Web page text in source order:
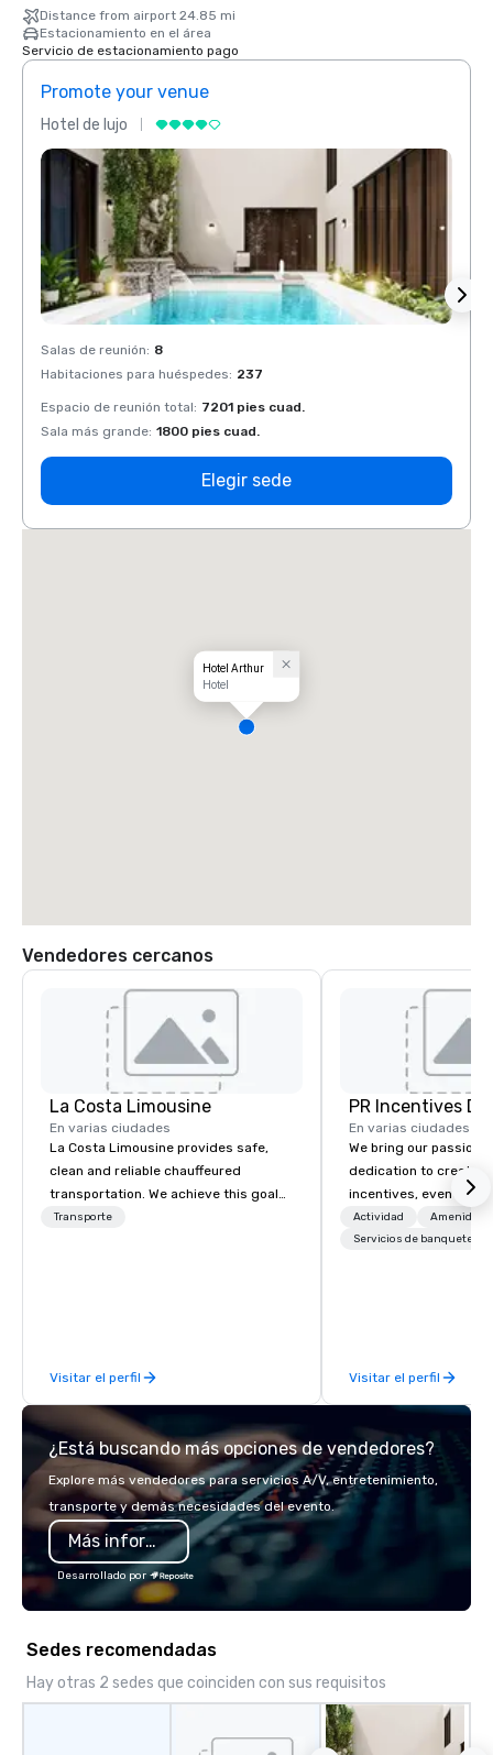
Distance from airport 24.85 mi
Estacionamiento en el área
Servicio de estacionamiento pago
Promote your venue
Hotel de lujo
Salas de reunión: 8
Habitaciones para huéspedes: 237
Espacio de reunión total: 7201 pies cuad.
Sala más grande: 1800 pies cuad.
Elegir sede
Hotel Arthur
Hotel
Vendedores cercanos
La Costa Limousine
En varias ciudades
La Costa Limousine provides safe,
clean and reliable chauffeured
transportation. We achieve this goal
with highly trained chauffeurs, the
late model luxury vehicles to the
highly experienced and professional
team of chauffeurs and support staff;
you will know quality when you travel
with La Costa Limousine.
Transporte
Visitar el perfil
PR Incentives
En varias ciudades
We bring our passion,
dedication to create
incentives, events,
meetings, product
luxury travel
Actividad
Servicios de banquetes
Visitar el perfil
¿Está buscando más opciones de vendedores?
Explore más vendedores para servicios A/V, entretenimiento,
transporte y demás necesidades del evento.
Más información
Desarrollado por
Sedes recomendadas
Hay otras 2 sedes que coinciden con sus requisitos